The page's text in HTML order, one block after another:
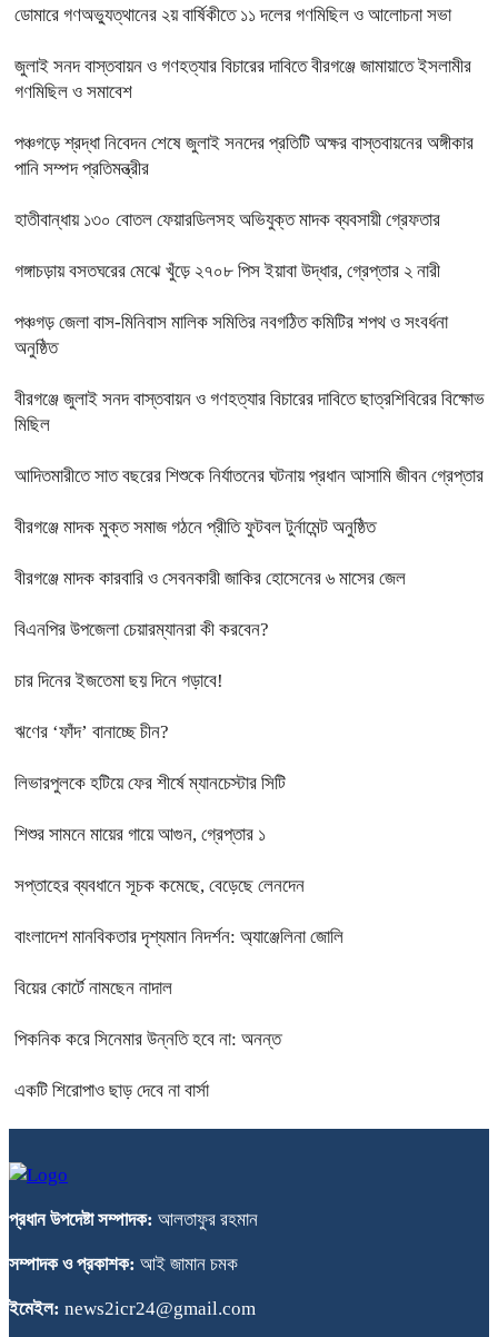
ডোমারে গণঅভ্যুত্থানের ২য় বার্ষিকীতে ১১ দলের গণমিছিল ও আলোচনা সভা
জুলাই সনদ বাস্তবায়ন ও গণহত্যার বিচারের দাবিতে বীরগঞ্জে জামায়াতে ইসলামীর
গণমিছিল ও সমাবেশ
পঞ্চগড়ে শ্রদ্ধা নিবেদন শেষে জুলাই সনদের প্রতিটি অক্ষর বাস্তবায়নের অঙ্গীকার
পানি সম্পদ প্রতিমন্ত্রীর
হাতীবান্ধায় ১৩০ বোতল ফেয়ারডিলসহ অভিযুক্ত মাদক ব্যবসায়ী গ্রেফতার
গঙ্গাচড়ায় বসতঘরের মেঝে খুঁড়ে ২৭০৮ পিস ইয়াবা উদ্ধার, গ্রেপ্তার ২ নারী
পঞ্চগড় জেলা বাস-মিনিবাস মালিক সমিতির নবগঠিত কমিটির শপথ ও সংবর্ধনা
অনুষ্ঠিত
বীরগঞ্জে জুলাই সনদ বাস্তবায়ন ও গণহত্যার বিচারের দাবিতে ছাত্রশিবিরের বিক্ষোভ
মিছিল
আদিতমারীতে সাত বছরের শিশুকে নির্যাতনের ঘটনায় প্রধান আসামি জীবন গ্রেপ্তার
বীরগঞ্জে মাদক মুক্ত সমাজ গঠনে প্রীতি ফুটবল টুর্নামেন্ট অনুষ্ঠিত
বীরগঞ্জে মাদক কারবারি ও সেবনকারী জাকির হোসেনের ৬ মাসের জেল
বিএনপির উপজেলা চেয়ারম্যানরা কী করবেন?
চার দিনের ইজতেমা ছয় দিনে গড়াবে!
ঋণের ‘ফাঁদ’ বানাচ্ছে চীন?
লিভারপুলকে হটিয়ে ফের শীর্ষে ম্যানচেস্টার সিটি
শিশুর সামনে মায়ের গায়ে আগুন, গ্রেপ্তার ১
সপ্তাহের ব্যবধানে সূচক কমেছে, বেড়েছে লেনদেন
বাংলাদেশ মানবিকতার দৃশ্যমান নিদর্শন: অ্যাঞ্জেলিনা জোলি
বিয়ের কোর্টে নামছেন নাদাল
পিকনিক করে সিনেমার উন্নতি হবে না: অনন্ত
একটি শিরোপাও ছাড় দেবে না বার্সা
প্রধান উপদেষ্টা সম্পাদক: আলতাফুর রহমান
সম্পাদক ও প্রকাশক: আই জামান চমক
ইমেইল: news2icr24@gmail.com